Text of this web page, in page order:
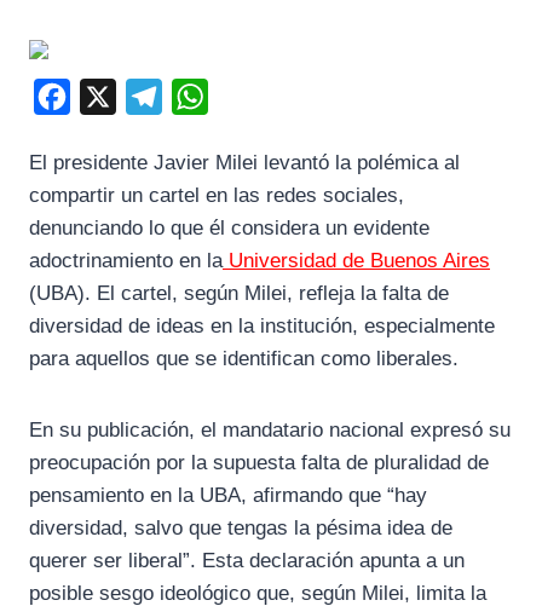
c
e
b
k
l
e
g
a
m
a
t
s
p
El presidente Javier Milei levantó la polémica al
compartir un cartel en las redes sociales,
denunciando lo que él considera un evidente
adoctrinamiento en laUniversidad de Buenos Aires
(UBA). El cartel, según Milei, refleja la falta de
diversidad de ideas en la institución, especialmente
para aquellos que se identifican como liberales.
En su publicación, el mandatario nacional expresó su
preocupación por la supuesta falta de pluralidad de
pensamiento en la UBA, afirmando que “hay
diversidad, salvo que tengas la pésima idea de
querer ser liberal”. Esta declaración apunta a un
posible sesgo ideológico que, según Milei, limita la